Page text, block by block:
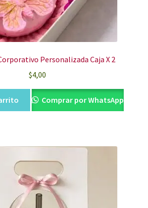
Personalizada Caja X 2
$4,00
Comprar por WhatsApp